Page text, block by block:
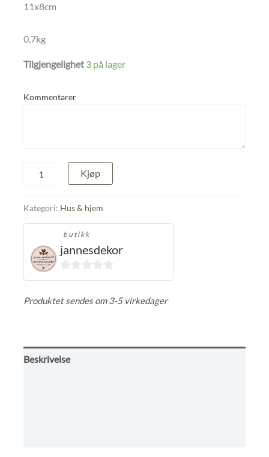
11x8cm
0,7kg
Tilgjengelighet 3 på lager
Kommentarer
valmuekapsel
naturbetong
antall
Kjøp
Kategori: Hus & hjem
butikk
jannesdekor
0
Produktet sendes om 3-5 virkedager
Beskrivelse